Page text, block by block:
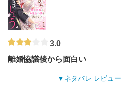
3.0
離婚協議後から面白い
ネタバレ レビュ